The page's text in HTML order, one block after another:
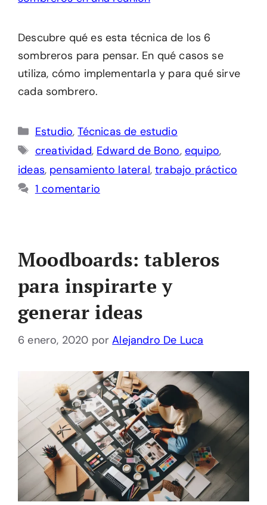
Descubre qué es esta técnica de los 6
sombreros para pensar. En qué casos se
utiliza, cómo implementarla y para qué sirve
cada sombrero.
Categorías
Estudio,Técnicas de estudio
Etiquetas
creatividad, Edward de Bono,equipo,
ideas, pensamiento lateral,trabajo práctico
1 comentario
Moodboards: tableros
para inspirarte y
generar ideas
6 enero, 2020 porAlejandro De Luca